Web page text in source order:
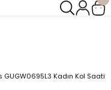
GUGW0695L3 Kadın Kol Saati